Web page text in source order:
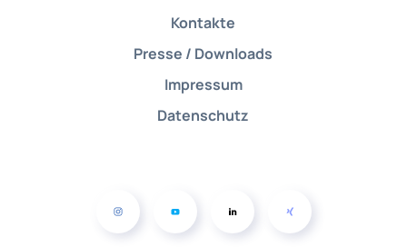
Kontakte
Presse / Downloads
Impressum
Datenschutz